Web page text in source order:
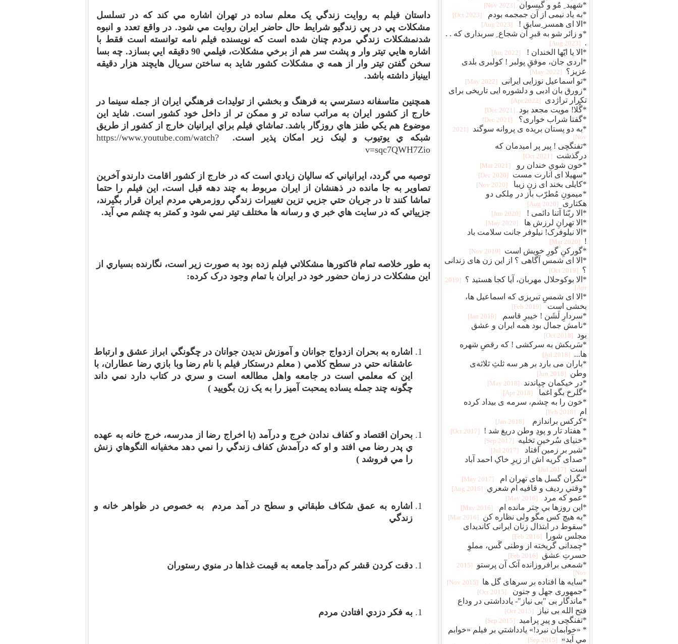
داستان فيلم به روايت زندگي يک معلم ساده در تهران اشاره مي کند که در تسلسل
مشکلات پي در پي زندگيو شرايط حال حاضر ايران روايت مي شود. در واقع تعدد و انبوه
شدنمشکلات زندگي مردم چنان شده است که نويسنده فيلم نامه توانسته است فقط با
اشاره هايي تيتر وار و پشت سر هم از برخي مشکلات، فيلمي
دقيقه ايي بسازد. چه بسا
سخن گفتن تيتر وار از همه ي مشکلات کشور شايد به ساختن سريال هايچند هزار دقيقه
ايينياز داشته باشد.
همچنين متاسفانه دسترسي به فرهنگ و بخشي از توليدات فرهنگي ايران از جمله سينما در
خارج از کشور ايران به مراتب ساده تر و ممکن تر از داخل خود کشور است. شايد اين
موضوع هم يکي طنز هاي روزگار باشد.تماشاي فيلم براي ايرانيان خارج از کشور از طريق
شبکه ي يوتيوب و لينک زير امکان پذير است.
https://www.youtube.com/watch?
v=sqc7QWH7Zio
توصيه مي گردد، ايرانياني که ساليان زيادي است که در خارج از کشور اقامت دارندو آخرين
تصاوير به جا مانده در ذهنشان از ايران مربوط به چند دهه قبل است، اين فيلم را حتما
تماشا کنند تا در جريان حتي جزيي تزين تغييرات زندگي روزمرهي مردم ايران قرار بگيرند،
جزيياتي که در سايت هاي خبر ي و رسانه ها مختلف تيتر نمي شود و کمتر به چشم مي آيد.
به طور خلاصه تمام فاکتورها مشکلاتي فيلم زده بود به صورت زير است، نگارنده بسياري از
اين مشکلات در زمان حضور خود در ايران با تمام وجود درک کرده:
اشاره به بحران ازدواج جوانان و آموزش نديدن جوانان در چگونگي ابراز عشق و ارتباط
عاشقانه حتي در سطح کلامي ( معلم درستکار فيلم با نام رضا وبا بازي رضا عطاران، با
اين که معلمي است در جامعه و اهل مطالعه است و سري در کتاب دارد نمي داند
چگونه چند جمله يساده يمحبت آميز را به يک زن بگوييد )
بحران اقتصاد و کفاف ندادن خرج و درآمد (با اخراج رضا از مدرسه، خرج خانه به عهده
ي پدر رضا مي افتد و او که درآمدش کفاف زندگي را نمي دهد مخفيانه النگوهاي زنش
را مي فروشد )
اشاره به عمق شکاف طبقاتي و سطح در آمد مردم
به خصوص در ظواهر خانه و
زندگي
دقت کردن قشر کم درآمد جامعه به قيمت غذاها در منوي رستوران
به فکر دزدي افتادن مردم
*شهید ِ مُو و گیسوان [2023 Nov]
*به یاد نیمی از آن جمجمه بودم [2023 Oct]
*الا ای همسر ِسابق ! [2023 Aug]
*و زائر شو به قبرِ آن شجاع ِ سربداری که . .
.
[2023 Aug]
*الا یا ایّها الخندان ! [2022 Jun]
*اردی جان، موفقِ پولبر ! کولبری بلدی
عزیز؟
[2022 May]
*تو اسماعیل نوزایی ایرانی [2022 May]
*زورق بان ادبی و دلشوره ایی تاریخی برای
تکرار تراژدی
[2022 Apr]
*گُلا! مویت مجعد بود [2021 Dec]
*گفتا شراب خواری؟ [2021 Dec]
*به دو پستان بریده ی پروانه سوگند
[2021
Nov]
*تفنگچی ! پیر پر امیدمان که
درگذشت
[2021 Oct]
*خون شویِ خندان رو [2021 Mar]
*سهیلا ای انارت مست [2020 Dec]
*کایلی بخند ای زنِ زیبا [2020 Nov]
*میمونِ مُطرّب باز در مِلکی دو
هکتاری
[2020 Aug]
*الا ربّنا آتنا دائمی ! [2020 Jun]
*الا تهرانِ لرزش ها [2020 May]
*الا نیلوفرک! نیلوفر جانت سلامت باد
!
[2020 Mar]
*گورکنِ گورِ خویش است [2019 Nov]
*الا ای شمس آگاهی ؟ از این زن های ‏زندانی
؟
[2019 Oct]
*الا بوکوحلال مهربان، آیا کجا ‏هستید ؟
[2019
Apr]
*الا ای شمسِ تبریزی که اسماعیل ‏ها،
بخشی است
[2019 Feb]
*سردارِ لَشَن ! خیبرِ قاسم [2019 Jan]
*نامش جمال بود همه ایران و عشق
بود
[2018 Oct]
*سَربکش به سرکشی ! که رقصِ شهره
ها...
[2018 Jul]
*باران می بارد بر هر سه ثلثِ ثلاثه‌ی
وطن
[2018 Jun]
*در خیکمان چپاندند [2018 May]
*گلرخ بگو اغما [2018 Apr]
*خون را به چشم، سرمه ی بیداد کرده
ام
[2018 Feb]
*کرکس براندازم ‏ [2018 Jan]
* هفتاد تار و پودِ وطن دریغ شد !‏ [2017 Oct]
*خنیای سُرخینِ تخلیه [2017 Sep]
*شیر بر زمین افتاد [2017 Jul]
*صدای گریه اش از زیرِ خاکِ احمد آباد
است
[2017 Jul]
*نگران گسل های تهران ام [2017 May]
*وقتي رديف و قافيه ام شعري [2016 Aug]
*عمو که مرد [2016 May]
*اين روزها بي چتر مانده ام [2016 May]
*به هیچ کس مگو ولی نظاره کن [2016 Mar]
*سقوط در ابتذال زنان ایرانی کاندیدای
مجلس شورا
[2016 Feb]
*چمدانی گریخته از وطنی گَس، مملوِ
حسرتِ عشق
[2016 Feb]
*شمعی برافروزانده آنک آن پرستو
[2015
Nov]
*سایه ها افتاده بر سرهای گل ها [2015 Nov]
*جمهوری جهل و جنون [2015 Oct]
*ماندگار بی "بی نیاز"- یادداشتی در وداع
فتح الله بی نیاز
[2015 Oct]
*تفنگچی و پیرِ پرامید [2015 Sep]
* «خوابمان نبرد!» يادداشتي بر فيلم «خوابم
مي آيد»
[2015 Sep]